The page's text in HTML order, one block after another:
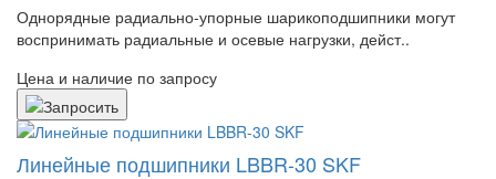
Однорядные радиально-упорные шарикоподшипники могут
воспринимать радиальные и осевые нагрузки, дейст..
Цена и наличие по запросу
Линейные подшипники LBBR-30 SKF